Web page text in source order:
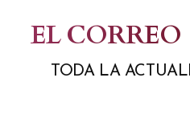
contenido
EL CORREO
TODA LA